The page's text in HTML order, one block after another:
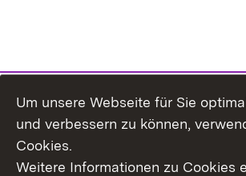
Um unsere Webseite für Sie
und verbessern zu können,
Cookies.
Weitere Informationen zu Cookies